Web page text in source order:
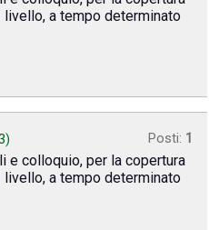
a tempo determinato
) Posti: 1
e colloquio, per la copertura
a tempo determinato